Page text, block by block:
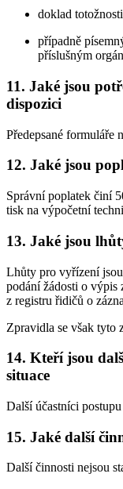
doklad
případně
příslušným
11. Jaké jsou
dispozici
Předepsané formuláře
12. Jaké jsou
Správní poplatek činí
tisk na výpočetní
13. Jaké jsou
Lhůty pro vyřízení
podání žádosti o výpis
z registru řidičů o
Zpravidla se však tyto
14. Kteří jsou
situace
Další účastníci
15. Jaké další
Další činnosti nejsou